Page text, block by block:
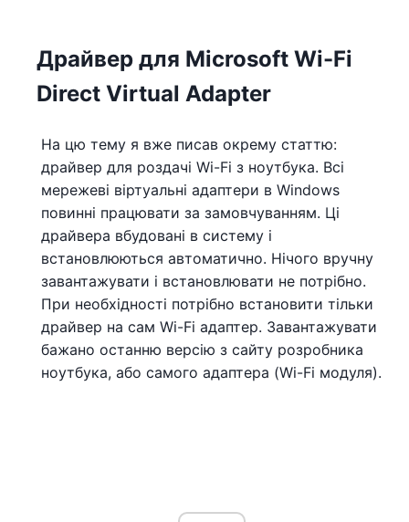
Драйвер для Microsoft Wi-Fi
Direct Virtual Adapter
На цю тему я вже писав окрему статтю:
драйвер для роздачі Wi-Fi з ноутбука. Всі
мережеві віртуальні адаптери в Windows
повинні працювати за замовчуванням. Ці
драйвера вбудовані в систему і
встановлюються автоматично. Нічого вручну
завантажувати і встановлювати не потрібно.
При необхідності потрібно встановити тільки
драйвер на сам Wi-Fi адаптер. Завантажувати
бажано останню версію з сайту розробника
ноутбука, або самого адаптера (Wi-Fi модуля).